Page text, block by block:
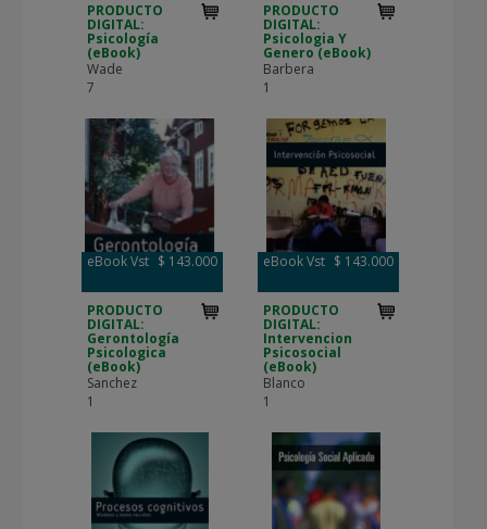
PRODUCTO
DIGITAL:
Psicología
(eBook)
Wade
7
PRODUCTO
DIGITAL:
Psicologia Y
Genero (eBook)
Barbera
1
eBook Vst $ 143.000
PRODUCTO
DIGITAL:
Gerontología
Psicologica
(eBook)
Sanchez
1
eBook Vst $ 143.000
PRODUCTO
DIGITAL:
Intervencion
Psicosocial
(eBook)
Blanco
1